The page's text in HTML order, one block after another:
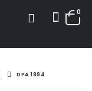
0
DPA 1894